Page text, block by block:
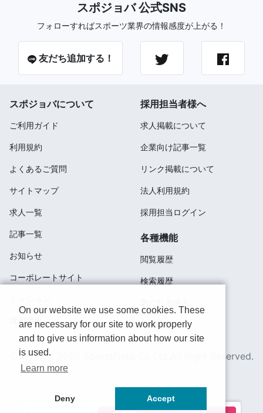
スポジョバ 公式SNS
フォローすればスポーツ業界の情報感度が上がる！
友だち追加する！
スポジョバについて
ご利用ガイド
利用規約
よくあるご質問
サイトマップ
求人一覧
記事一覧
お知らせ
コーポレートサイト
採用情報
採用担当者様へ
求人掲載について
企業向け記事一覧
リンク掲載について
法人利用規約
採用担当ログイン
各種機能
閲覧履歴
検索履歴
応募済み
Copyright 2020 SportsField Co Ltd.All Right Reserved.
On our website we use some cookies. These
are necessary for our site to work properly
and to give us information about how our site
is used.
Learn more
Deny Accept